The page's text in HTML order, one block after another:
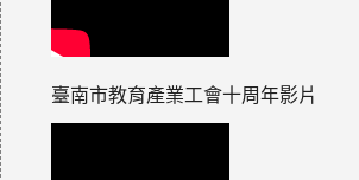
臺南市教育產業工會十周年影片